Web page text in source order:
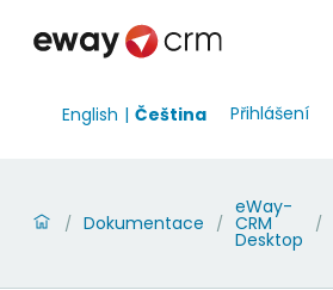
English Čeština Přihlášení
/ Dokumentace /
eWay-
CRM
Desktop
/